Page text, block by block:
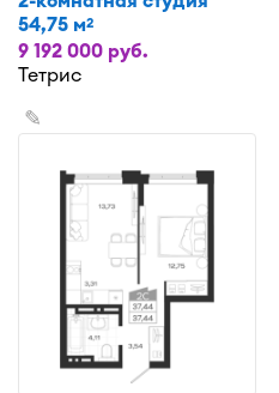
54,75 м2
9 192 000 руб.
Тетрис
✎